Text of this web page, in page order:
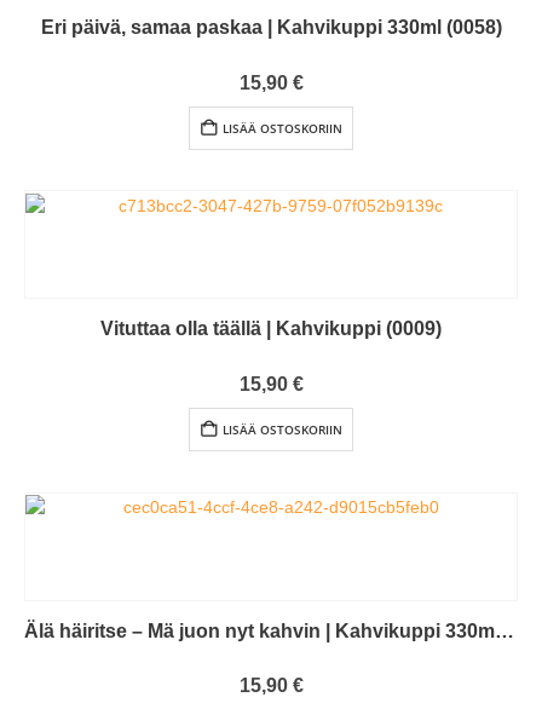
Eri päivä, samaa paskaa | Kahvikuppi 330ml (0058)
0out of 5
15,90 €
LISÄÄ OSTOSKORIIN
Vituttaa olla täällä | Kahvikuppi (0009)
0out of 5
15,90 €
LISÄÄ OSTOSKORIIN
Älä häiritse – Mä juon nyt kahvin | Kahvikuppi 330ml (0074)
0out of 5
15,90 €